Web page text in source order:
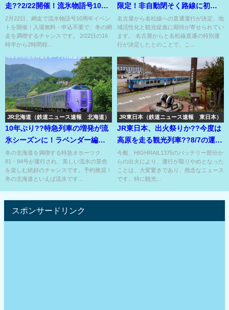
走??2/22開催！流氷物語号10周
年記念イベント開催！
2月22日、網走で流氷物語号10周年イベン
トを開催！入場無料・申込不要で、冬の網
走を満喫するチャンスです。 2/22日の16
時半から2時間程...
限定！非自動閉そく路線に初の
キハ75の入線??
名古屋から名松線への直通運行が決定。地
域活性化と観光促進に期待が寄せられてい
ます。 名古屋からと名松線直通の特別運
行が決定したとのことで、こ...
JR北海道（鉄道ニュース速報 北海道）
10年ぶり??特急列車の増発が流
氷シーズンに！ラベンダー編成
で運転⁉
冬の北海道を満喫する特急オホーツク
81・84号が運行され、美しい流氷の景色
を楽しむ絶好のチャンスです。予約推奨！
冬の北海道といえば流氷です...
JR東日本（鉄道ニュース速報 東日本）
JR東日本、出火祭りか??今度は
高原を走る観光列車??8/7の運転
未定⁇
今般、HIGHRAIL1375のバッテリー部分か
らの出火により、運行が取りやめとなった
ことは、大変驚きであり、残念なニュース
です。特に観光...
スポンサードリンク